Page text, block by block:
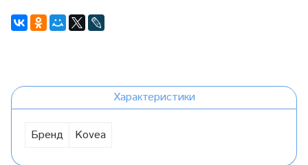
Характеристики
Бренд Kovea